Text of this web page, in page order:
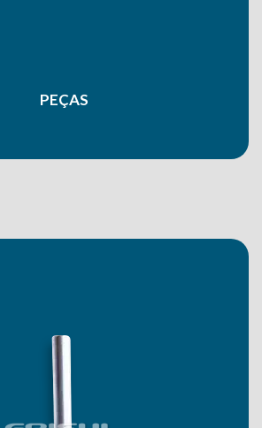
PEÇAS